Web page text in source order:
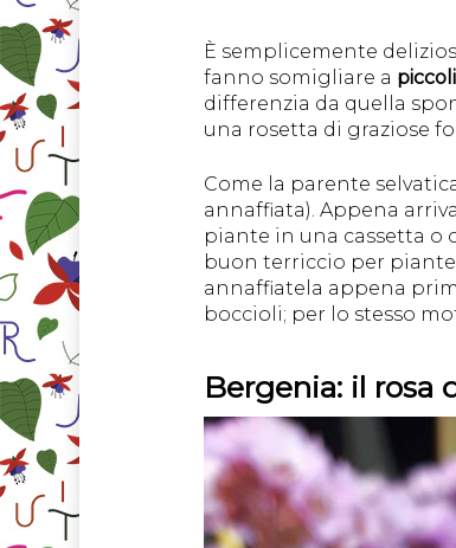
È semplicemente
fanno somigliare a
differenzia da quella
una rosetta di graziose
Come la parente
annaffiata). Appena
piante in una cassetta o
buon terriccio per piante
annaffiatela appena
boccioli; per lo stesso
Bergenia: il rosa